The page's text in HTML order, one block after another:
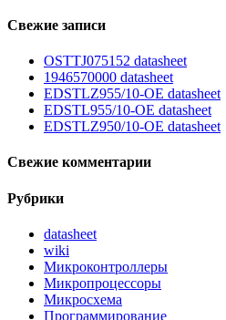
Свежие записи
OSTTJ075152 datasheet
1946570000 datasheet
EDSTLZ955/10-OE datasheet
EDSTL955/10-OE datasheet
EDSTLZ950/10-OE datasheet
Свежие комментарии
Рубрики
datasheet
wiki
Микроконтроллеры
Микропроцессоры
Микросхема
Программирование